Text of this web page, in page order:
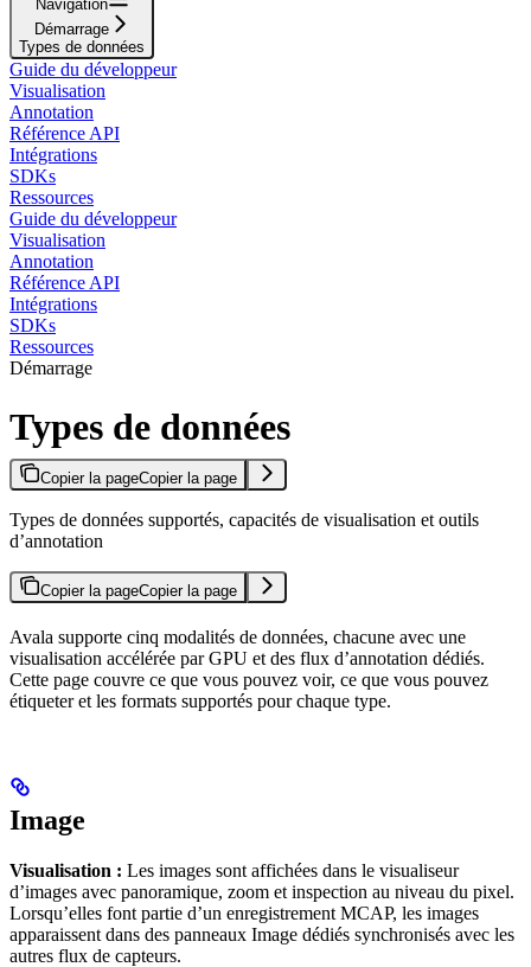
Navigation
Démarrage
Types de données
Guide du développeur
Visualisation
Annotation
Référence API
Intégrations
SDKs
Ressources
Guide du développeur
Visualisation
Annotation
Référence API
Intégrations
SDKs
Ressources
Démarrage
Types de données
Copier la pageCopier la page
Types de données supportés, capacités de visualisation et outils
d’annotation
Copier la pageCopier la page
Avala supporte cinq modalités de données, chacune avec une
visualisation accélérée par GPU et des flux d’annotation dédiés.
Cette page couvre ce que vous pouvez voir, ce que vous pouvez
étiqueter et les formats supportés pour chaque type.
Image
Visualisation : Les images sont affichées dans le visualiseur
d’images avec panoramique, zoom et inspection au niveau du pixel.
Lorsqu’elles font partie d’un enregistrement MCAP, les images
apparaissent dans des panneaux Image dédiés synchronisés avec les
autres flux de capteurs.